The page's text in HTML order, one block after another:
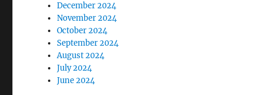
December 2024
November 2024
October 2024
September 2024
August 2024
July 2024
June 2024